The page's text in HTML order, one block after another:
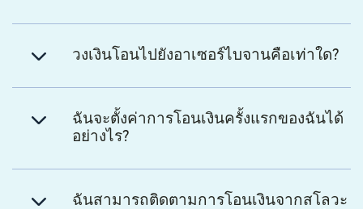
วงเงินโอนไปยังอาเซอร์ไบจานคือเท่าใด?
ฉันจะตั้งค่าการโอนเงินครั้งแรกของฉันได้
อย่างไร?
ฉันสามารถติดตามการโอนเงินจากสโลวะ